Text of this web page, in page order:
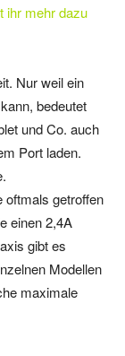
ihr mehr dazu
Nur weil ein
bedeutet
und Co. auch
Port laden.
oftmals getroffen
einen 2,4A
gibt es
Modellen
maximale